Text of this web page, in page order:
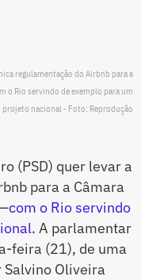
regulamentação do Airbnb para a
o Rio servindo de exemplo para um
projeto nacional - Foto: Reprodução
(PSD) quer levar a
para a Câmara
com o Rio servindo
A parlamentar
feira (21), de uma
Oliveira